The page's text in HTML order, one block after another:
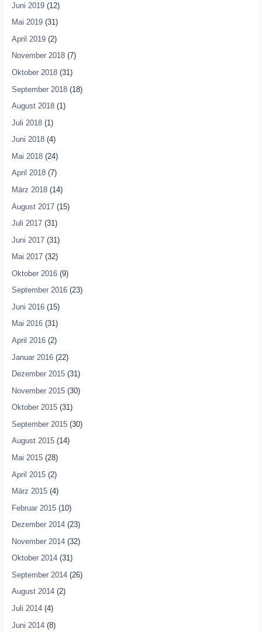
Juni 2019(12)
Mai 2019(31)
April 2019(2)
November 2018(7)
Oktober 2018(31)
September 2018(18)
August 2018(1)
Juli 2018(1)
Juni 2018(4)
Mai 2018(24)
April 2018(7)
März 2018(14)
August 2017(15)
Juli 2017(31)
Juni 2017(31)
Mai 2017(32)
Oktober 2016(9)
September 2016(23)
Juni 2016(15)
Mai 2016(31)
April 2016(2)
Januar 2016(22)
Dezember 2015(31)
November 2015(30)
Oktober 2015(31)
September 2015(30)
August 2015(14)
Mai 2015(28)
April 2015(2)
März 2015(4)
Februar 2015(10)
Dezember 2014(23)
November 2014(32)
Oktober 2014(31)
September 2014(26)
August 2014(2)
Juli 2014(4)
Juni 2014(8)